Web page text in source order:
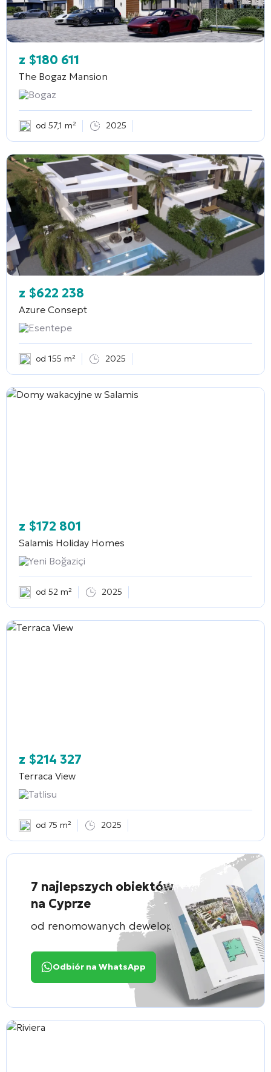
z $180 611
The Bogaz Mansion
Bogaz
od 57,1 m² 2025
z $622 238
Azure Consept
Esentepe
od 155 m² 2025
z $172 801
Salamis Holiday Homes
Yeni Boğaziçi
od 52 m² 2025
z $214 327
Terraca View
Tatlisu
od 75 m² 2025
7 najlepszych obiektów
na Cyprze
od renomowanych deweloperów
Odbiór na WhatsApp